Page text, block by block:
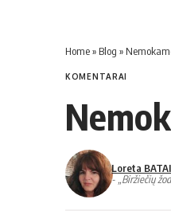
Home» Blog »
KOMENTARAI
Loreta
- „Biržiečių